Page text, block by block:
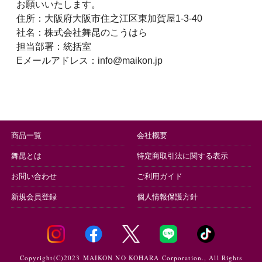
お願いいたします。
住所：大阪府大阪市住之江区東加賀屋1-3-40
社名：株式会社舞昆のこうはら
担当部署：統括室
Eメールアドレス：info@maikon.jp
商品一覧
舞昆とは
会社概要
特定商取引法に関する表示
お問い合わせ
新規会員登録
ご利用ガイド
個人情報保護方針
Copyright(C)2023 MAIKON NO KOHARA Corporation., All Rights